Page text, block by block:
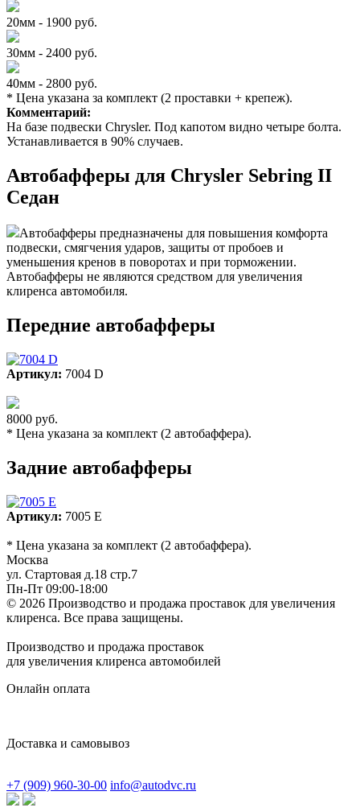
20мм - 1900 руб.
30мм - 2400 руб.
40мм - 2800 руб.
* Цена указана за комплект (2 проставки + крепеж).
Комментарий:
На базе подвески Chrysler. Под капотом видно четыре болта.
Устанавливается в 90% случаев.
Автобафферы для Chrysler Sebring II
Седан
Автобафферы предназначены для повышения комфорта
подвески, смягчения ударов, защиты от пробоев и
уменьшения кренов в поворотах и при торможении.
Автобафферы не являются средством для увеличения
клиренса автомобиля.
Передние автобафферы
Артикул: 7004 D
8000 руб.
* Цена указана за комплект (2 автобаффера).
Задние автобафферы
Артикул: 7005 E
* Цена указана за комплект (2 автобаффера).
Москва
ул. Стартовая д.18 стр.7
Пн-Пт 09:00-18:00
© 2026 Производство и продажа проставок для увеличения
клиренса. Все права защищены.
Производство и продажа проставок
для увеличения клиренса автомобилей
Онлайн оплата
Доставка и самовывоз
+7 (909) 960-30-00 info@autodvc.ru